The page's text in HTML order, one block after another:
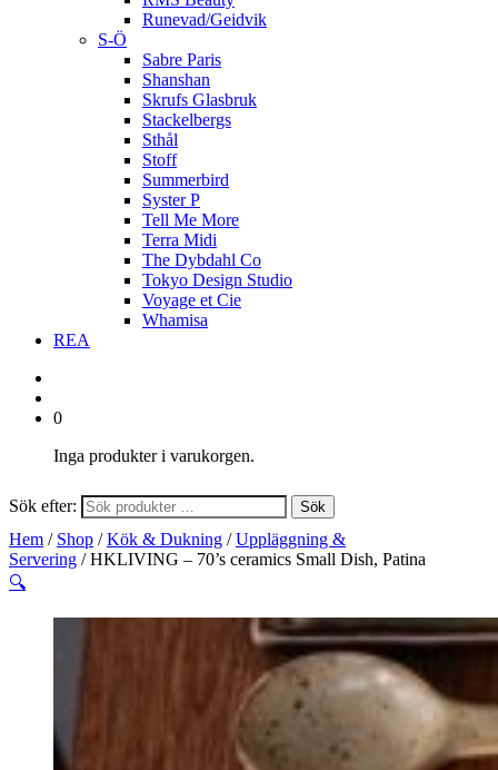
Runevad/Geidvik
S-Ö
Sabre Paris
Shanshan
Skrufs Glasbruk
Stackelbergs
Sthål
Stoff
Summerbird
Syster P
Tell Me More
Terra Midi
The Dybdahl Co
Tokyo Design Studio
Voyage et Cie
Whamisa
REA
0
Inga produkter i varukorgen.
Sök efter: Sök
Hem / Shop /Kök & Dukning /Uppläggning &
Servering / HKLIVING – 70’s ceramics Small Dish, Patina
🔍